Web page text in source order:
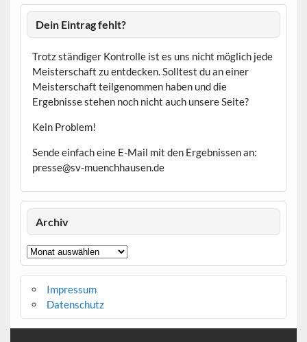
Dein Eintrag fehlt?
Trotz ständiger Kontrolle ist es uns nicht möglich jede
Meisterschaft zu entdecken. Solltest du an einer
Meisterschaft teilgenommen haben und die
Ergebnisse stehen noch nicht auch unsere Seite?
Kein Problem!
Sende einfach eine E-Mail mit den Ergebnissen an:
presse@sv-muenchhausen.de
Archiv
Archiv
Impressum
Datenschutz